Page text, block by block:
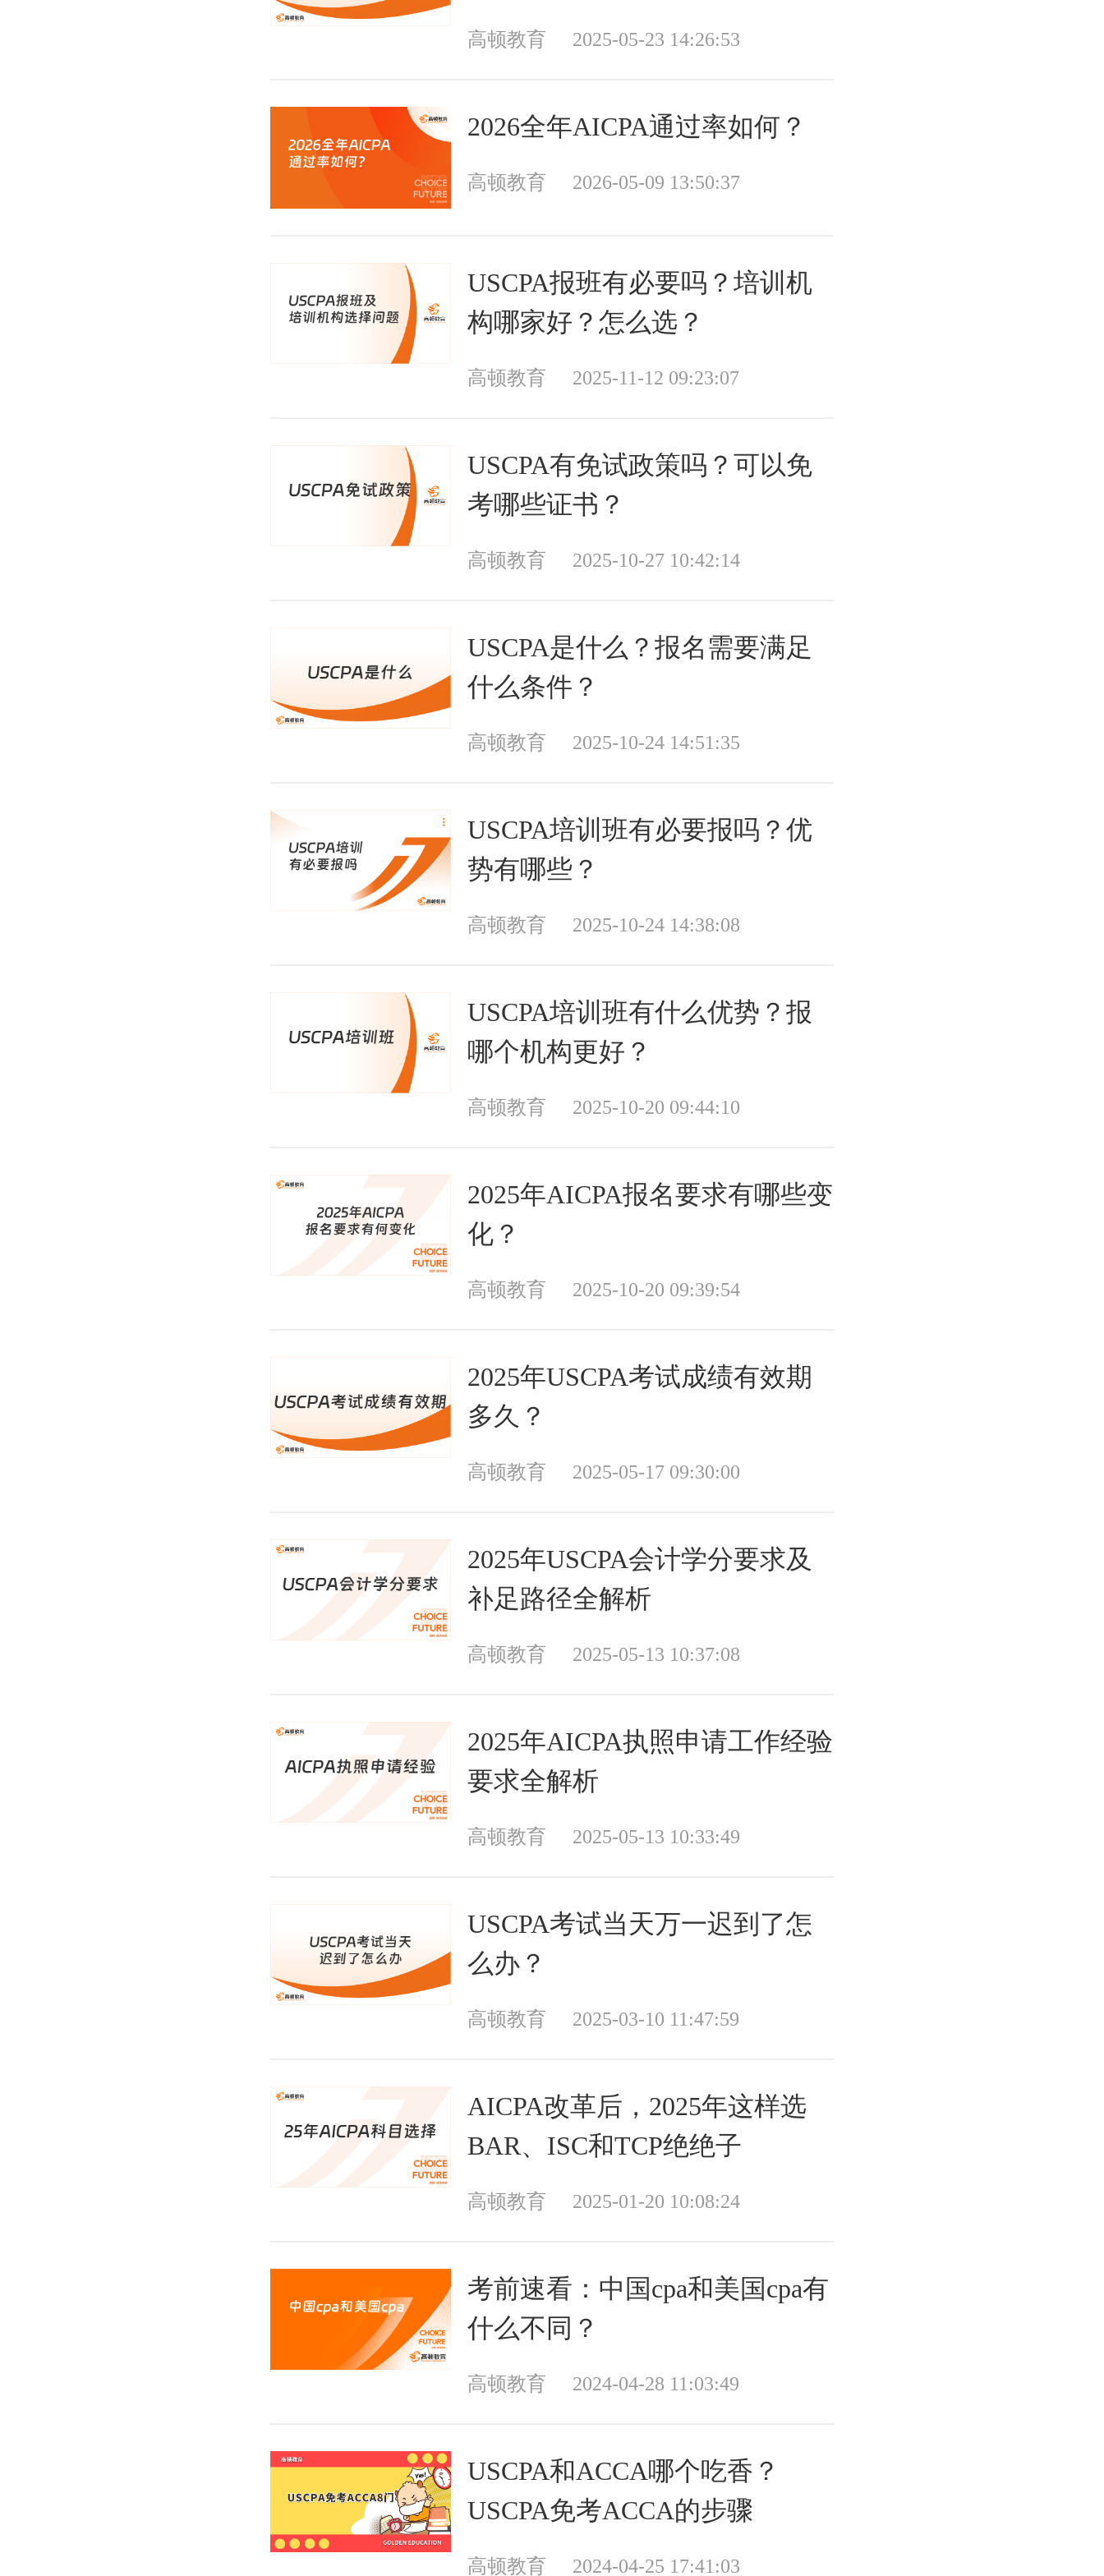
高顿教育 2025-05-23 14:26:53
2026全年AICPA通过率如何？
高顿教育 2026-05-09 13:50:37
USCPA报班有必要吗？培训机
构哪家好？怎么选？
高顿教育 2025-11-12 09:23:07
USCPA有免试政策吗？可以免
考哪些证书？
高顿教育 2025-10-27 10:42:14
USCPA是什么？报名需要满足
什么条件？
高顿教育 2025-10-24 14:51:35
USCPA培训班有必要报吗？优
势有哪些？
高顿教育 2025-10-24 14:38:08
USCPA培训班有什么优势？报
哪个机构更好？
高顿教育 2025-10-20 09:44:10
2025年AICPA报名要求有哪些变
化？
高顿教育 2025-10-20 09:39:54
2025年USCPA考试成绩有效期
多久？
高顿教育 2025-05-17 09:30:00
2025年USCPA会计学分要求及
补足路径全解析
高顿教育 2025-05-13 10:37:08
2025年AICPA执照申请工作经验
要求全解析
高顿教育 2025-05-13 10:33:49
USCPA考试当天万一迟到了怎
么办？
高顿教育 2025-03-10 11:47:59
AICPA改革后，2025年这样选
BAR、ISC和TCP绝绝子
高顿教育 2025-01-20 10:08:24
考前速看：中国cpa和美国cpa有
什么不同？
高顿教育 2024-04-28 11:03:49
USCPA和ACCA哪个吃香？
USCPA免考ACCA的步骤
高顿教育 2024-04-25 17:41:03